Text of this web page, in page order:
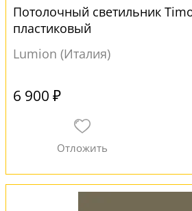
Потолочный светильник
пластиковый
Lumion (Италия)
6 900 ₽